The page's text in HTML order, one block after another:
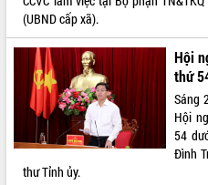
Xã Ea Phê gắn cải cách hành chính với
chuyển đổi số
Phó Chủ tịch Thường trực UBND tỉnh
Hồ Thị Nguyên Thảo làm việc tại Trung
tâm Phục vụ hành chính công xã Ea
Phê
Xây dựng nền hành chính số đồng
hành cùng nông dân dân, doanh nghiệp
Giai đoạn 2026-2030, Đắk Lắk phấn
(UBND cấp xã).
Hội
thứ
Sáng
Hội
54
Đình
thư Tỉnh ủy.